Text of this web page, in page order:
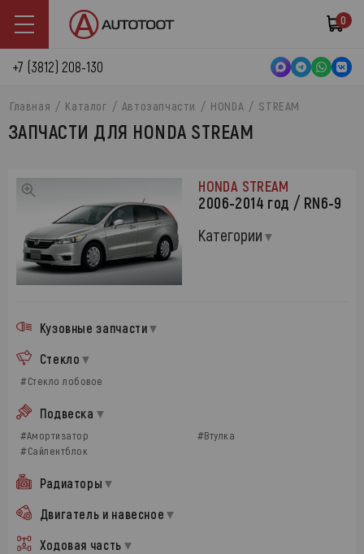
0
+7 (3812) 208-130
Главная Каталог Автозапчасти HONDA STREAM
ЗАПЧАСТИ ДЛЯ HONDA STREAM
HONDA STREAM
2006-2014 год / RN6-9
Категории
Кузовные запчасти
Стекло
#Стекло лобовое
Подвеска
#Амортизатор
#Втулка
#Сайлентблок
Радиаторы
Двигатель и навесное
Ходовая часть